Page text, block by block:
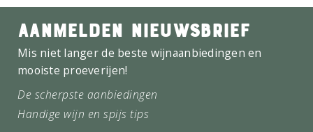
AANMELDEN NIEUWSBRIEF
Mis niet langer de beste wijnaanbiedingen en
mooiste proeverijen!
De scherpste aanbiedingen
Handige wijn en spijs tips